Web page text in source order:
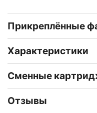
Прикреплённые
Характеристики
Сменные
Отзывы